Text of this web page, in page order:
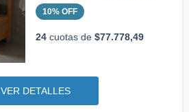
10% OFF
24 cuotas de $77.778,49
VER DETALLES